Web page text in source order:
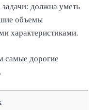
должна уметь
объемы
характеристиками.
самые дорогие